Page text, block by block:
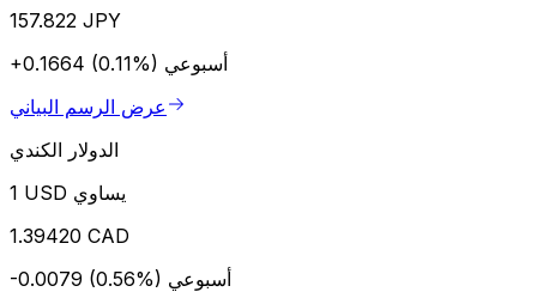
157.822 JPY
+0.1664 (0.11%) أسبوعي
عرض الرسم البياني
الدولار الكندي
1 USD يساوي
1.39420 CAD
-0.0079 (0.56%) أسبوعي